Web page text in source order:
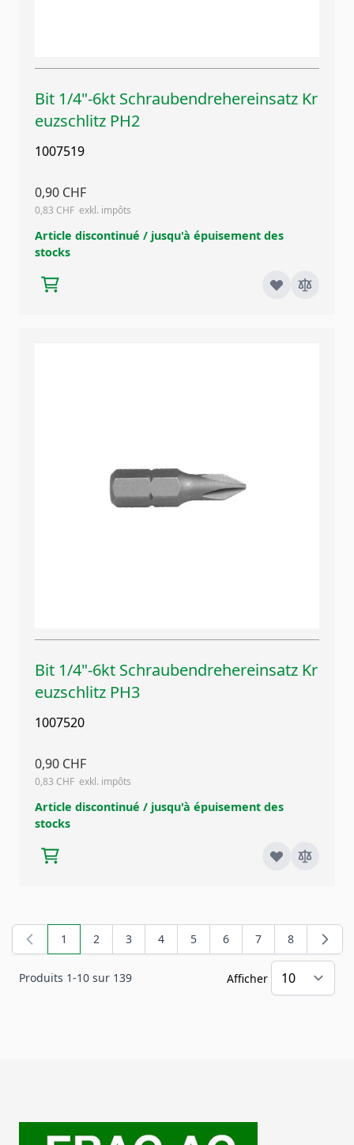
Bit 1/4"-6kt Schraubendrehereinsatz Kr
euzschlitz PH2
1007519
0,90 CHF
0,83 CHF
Article discontinué / jusqu'à épuisement des
stocks
Bit 1/4"-6kt Schraubendrehereinsatz Kr
euzschlitz PH3
1007520
0,90 CHF
0,83 CHF
Article discontinué / jusqu'à épuisement des
stocks
Produits 1-10 sur 139
Vous lisez actuellement la page
1 Page
2 Page
3 Page
4 Page
5 Page
6 Page
7 Page
8
Afficher